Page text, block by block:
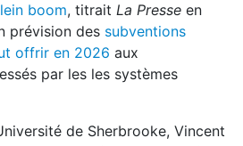
boom, titrait La Presse en
prévision des subventions
offrir en 2026 aux
par les les systèmes
de Sherbrooke, Vincent